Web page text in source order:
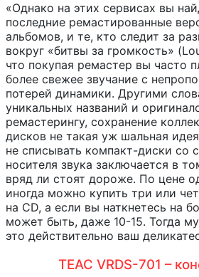
«Однако на этих сервисах вы
последние ремастированные
альбомов, и те, кто следит за
вокруг «битвы за громкость»
что покупая ремастер вы часто
более свежее звучание с
потерей динамики. Другими
уникальных названий и
ремастерингу, сохранение
дисков не такая уж шальная
не списывать компакт-диски со
носителя звука заключается в
вряд ли стоят дороже. По цене
иногда можно купить три или
на CD, а если вы наткнетесь на
может быть, даже 10-15. Тогда
это действительно ваш
TEAC VRDS-701 –